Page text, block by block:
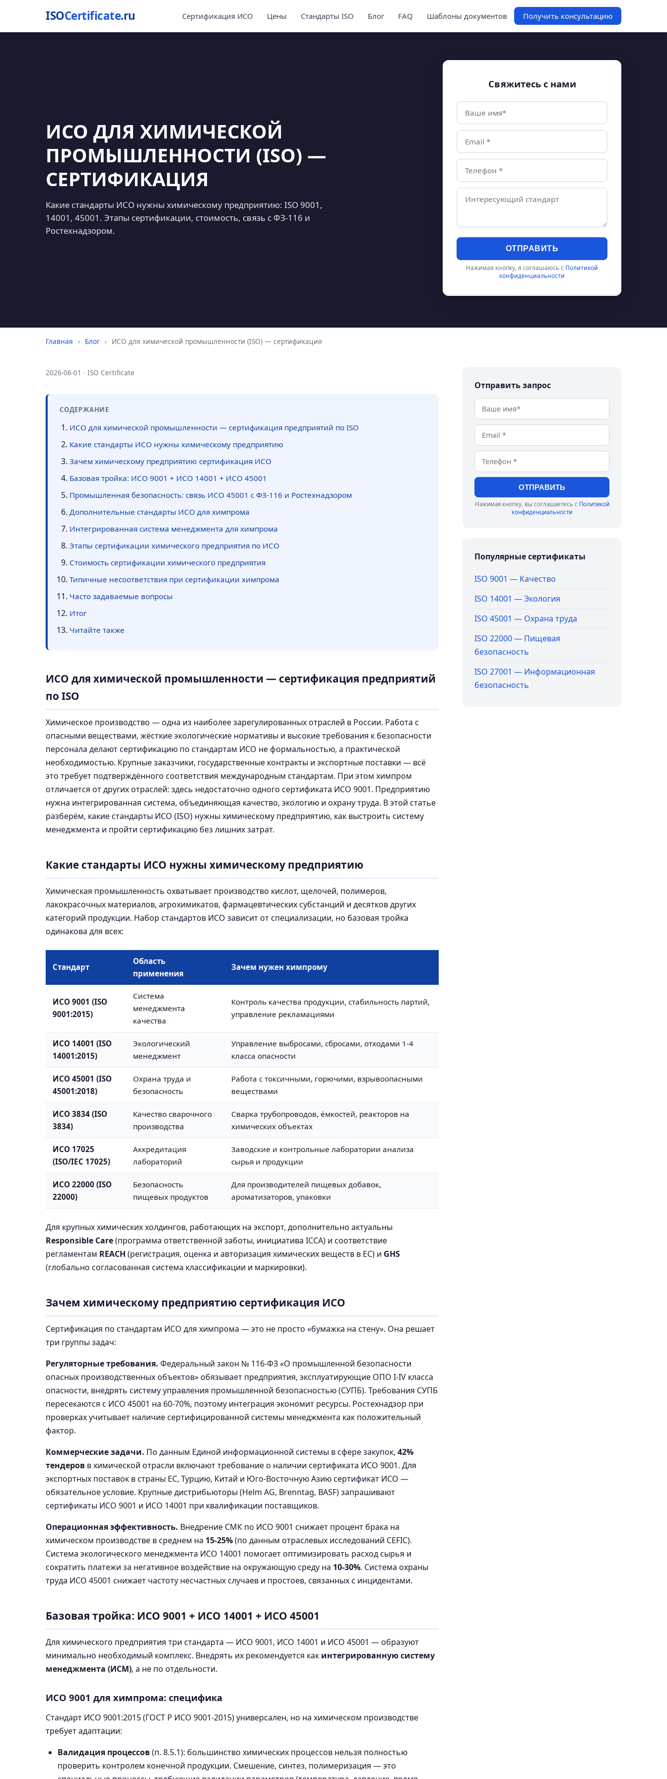
ISOCertificate.ru Сертификация ИСО Цены Стандарты ISO Блог FAQ Шаблоны документов Получить консультацию
ИСО ДЛЯ ХИМИЧЕСКОЙ
ПРОМЫШЛЕННОСТИ (ISO) —
СЕРТИФИКАЦИЯ
Какие стандарты ИСО нужны химическому предприятию: ISO 9001,
14001, 45001. Этапы сертификации, стоимость, связь с ФЗ-116 и
Ростехнадзором.
Свяжитесь с нами
ОТПРАВИТЬ
Нажимая кнопку, я соглашаюсь с Политикой
конфиденциальности
Главная › Блог › ИСО для химической промышленности (ISO) — сертификация
2026-06-01 · ISO Certificate
СОДЕРЖАНИЕ
ИСО для химической промышленности — сертификация предприятий по ISO
Какие стандарты ИСО нужны химическому предприятию
Зачем химическому предприятию сертификация ИСО
Базовая тройка: ИСО 9001 + ИСО 14001 + ИСО 45001
Промышленная безопасность: связь ИСО 45001 с ФЗ-116 и Ростехнадзором
Дополнительные стандарты ИСО для химпрома
Интегрированная система менеджмента для химпрома
Этапы сертификации химического предприятия по ИСО
Стоимость сертификации химического предприятия
Типичные несоответствия при сертификации химпрома
Часто задаваемые вопросы
Итог
Читайте также
ИСО для химической промышленности — сертификация предприятий
по ISO
Химическое производство — одна из наиболее зарегулированных отраслей в России. Работа с
опасными веществами, жёсткие экологические нормативы и высокие требования к безопасности
персонала делают сертификацию по стандартам ИСО не формальностью, а практической
необходимостью. Крупные заказчики, государственные контракты и экспортные поставки — всё
это требует подтверждённого соответствия международным стандартам. При этом химпром
отличается от других отраслей: здесь недостаточно одного сертификата ИСО 9001. Предприятию
нужна интегрированная система, объединяющая качество, экологию и охрану труда. В этой статье
разберём, какие стандарты ИСО (ISO) нужны химическому предприятию, как выстроить систему
менеджмента и пройти сертификацию без лишних затрат.
Какие стандарты ИСО нужны химическому предприятию
Химическая промышленность охватывает производство кислот, щелочей, полимеров,
лакокрасочных материалов, агрохимикатов, фармацевтических субстанций и десятков других
категорий продукции. Набор стандартов ИСО зависит от специализации, но базовая тройка
одинакова для всех:
Стандарт
Область
применения
Зачем нужен химпрому
ИСО 9001 (ISO
9001:2015)
Система
менеджмента
качества
Контроль качества продукции, стабильность партий,
управление рекламациями
ИСО 14001 (ISO
14001:2015)
Экологический
менеджмент
Управление выбросами, сбросами, отходами 1-4
класса опасности
ИСО 45001 (ISO
45001:2018)
Охрана труда и
безопасность
Работа с токсичными, горючими, взрывоопасными
веществами
ИСО 3834 (ISO
3834)
Качество сварочного
производства
Сварка трубопроводов, ёмкостей, реакторов на
химических объектах
ИСО 17025
(ISO/IEC 17025)
Аккредитация
лабораторий
Заводские и контрольные лаборатории анализа
сырья и продукции
ИСО 22000 (ISO
22000)
Безопасность
пищевых продуктов
Для производителей пищевых добавок,
ароматизаторов, упаковки
Для крупных химических холдингов, работающих на экспорт, дополнительно актуальны
Responsible Care(программа ответственной заботы, инициатива ICCA) и соответствие
регламентам REACH (регистрация, оценка и авторизация химических веществ в ЕС) и GHS
(глобально согласованная система классификации и маркировки).
Зачем химическому предприятию сертификация ИСО
Сертификация по стандартам ИСО для химпрома — это не просто «бумажка на стену». Она решает
три группы задач:
Регуляторные требования. Федеральный закон № 116-ФЗ «О промышленной безопасности
опасных производственных объектов» обязывает предприятия, эксплуатирующие ОПО I-IV класса
опасности, внедрять систему управления промышленной безопасностью (СУПБ). Требования СУПБ
пересекаются с ИСО 45001 на 60-70%, поэтому интеграция экономит ресурсы. Ростехнадзор при
проверках учитывает наличие сертифицированной системы менеджмента как положительный
фактор.
Коммерческие задачи. По данным Единой информационной системы в сфере закупок, 42%
тендеров в химической отрасли включают требование о наличии сертификата ИСО 9001. Для
экспортных поставок в страны ЕС, Турцию, Китай и Юго-Восточную Азию сертификат ИСО —
обязательное условие. Крупные дистрибьюторы (Helm AG, Brenntag, BASF) запрашивают
сертификаты ИСО 9001 и ИСО 14001 при квалификации поставщиков.
Операционная эффективность. Внедрение СМК по ИСО 9001 снижает процент брака на
химическом производстве в среднем на 15-25%(по данным отраслевых исследований CEFIC).
Система экологического менеджмента ИСО 14001 помогает оптимизировать расход сырья и
сократить платежи за негативное воздействие на окружающую среду на 10-30%. Система охраны
труда ИСО 45001 снижает частоту несчастных случаев и простоев, связанных с инцидентами.
Базовая тройка: ИСО 9001 + ИСО 14001 + ИСО 45001
Для химического предприятия три стандарта — ИСО 9001, ИСО 14001 и ИСО 45001 — образуют
минимально необходимый комплекс. Внедрять их рекомендуется как интегрированную систему
менеджмента (ИСМ), а не по отдельности.
ИСО 9001 для химпрома: специфика
Стандарт ИСО 9001:2015 (ГОСТ Р ИСО 9001-2015) универсален, но на химическом производстве
требует адаптации:
Валидация процессов(п. 8.5.1): большинство химических процессов нельзя полностью
проверить контролем конечной продукции. Смешение, синтез, полимеризация — это
Отправить запрос
ОТПРАВИТЬ
Нажимая кнопку, вы соглашаетесь с Политикой
конфиденциальности
Популярные сертификаты
ISO 9001 — Качество
ISO 14001 — Экология
ISO 45001 — Охрана труда
ISO 22000 — Пищевая
безопасность
ISO 27001 — Информационная
безопасность